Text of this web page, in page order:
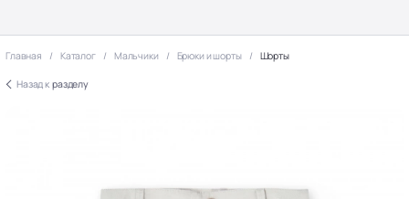
Главная Каталог Мальчики Брюки и шорты Шорты
Назад к разделу